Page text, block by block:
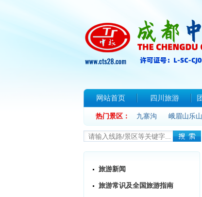
网站首页 四川旅游
联系我们
热门景区： 九寨沟 峨眉山乐山
旅游新闻
旅游常识及全国旅游指南